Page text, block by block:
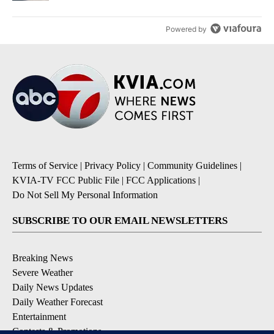
Powered by
Terms of Service | Privacy Policy | Community Guidelines |
KVIA-TV FCC Public File | FCC Applications |
Do Not Sell My Personal Information
SUBSCRIBE TO OUR EMAIL NEWSLETTERS
Breaking News
Severe Weather
Daily News Updates
Daily Weather Forecast
Entertainment
Contests & Promotions